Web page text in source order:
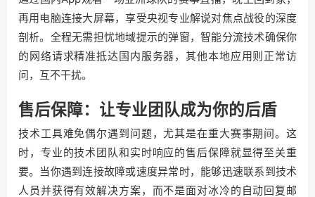
再用电脑连接大屏幕，享受央视专业解说对焦点战役的深度
剖析。全程无需担忧地域提示的弹窗，智能分流技术确保你
的网络请求精准抵达国内服务器，其他本地应用则正常访
问，互不干扰。
售后保障：让专业团队成为你的后盾
技术工具难免偶尔遇到问题，尤其是在重大赛事期间。这
时，专业的技术团队和实时响应的售后保障就显得至关重
要。当你遇到连接故障或速度异常时，能够迅速联系到技术
人员并获得有效解决方案，而不是面对冰冷的自动回复邮